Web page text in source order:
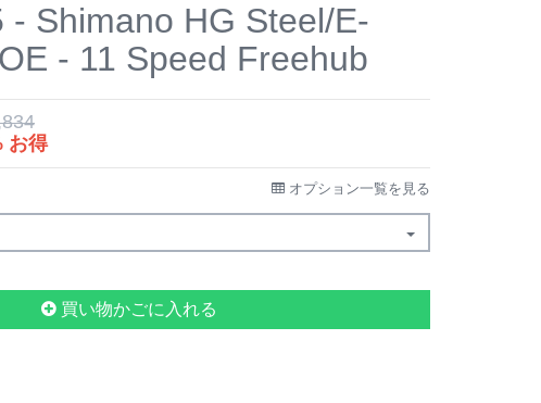
- Shimano HG Steel/E-
- 11 Speed Freehub
お得
オプション一覧を見る
買い物かごに入れる